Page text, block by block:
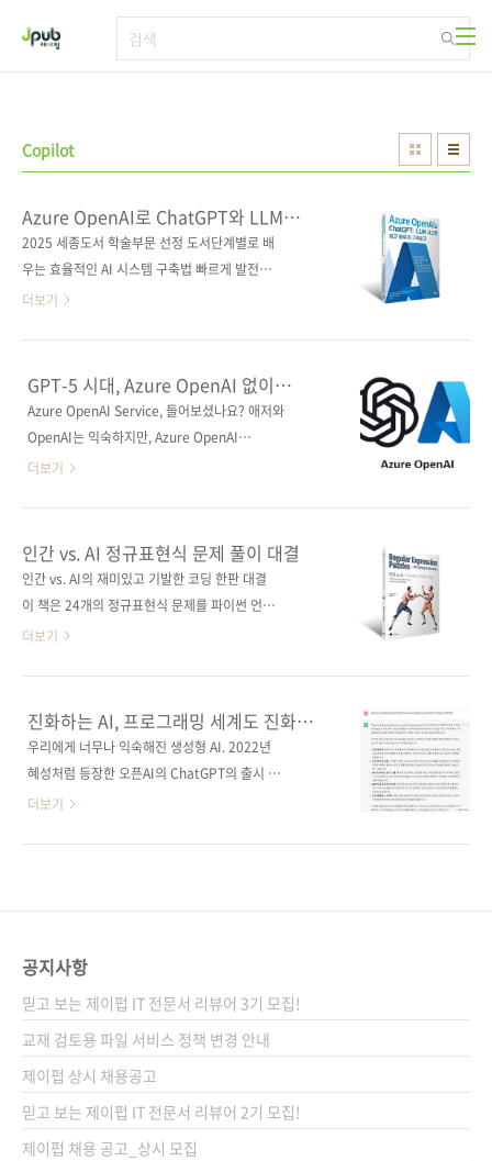
Copilot
Azure OpenAI로 ChatGPT와 LLM
시스템 쉽고 빠르게 구축하기
2025 세종도서 학술부문 선정 도서단계별로 배
우는 효율적인 AI 시스템 구축법 빠르게 발전하
는 AI 기술의 중심에는 마이크로소프트 Azure
터 최적화까지 단계별로 안내하는 실전 가이드
다. 애저에서 ChatGPT 기반 RAG를 활용한 사
내 문서 검색 시스템과 LLM을 탑재한 코파일럿
제 적용 방법까지 배울 수 있다. Azure OpenAI
활용에 필요한 거버넌스와 책임 있는 AI 구현도
축하고, 업무에 바로 적용할 수 있는 유용한 기술
과 노하우를 배울 수 있을 것이다. 도서구매 사이
트(가나다순) [교보문고]..
더보기
GPT-5 시대, Azure OpenAI 없이
가능할까?
Azure OpenAI Service, 들어보셨나요? 애저와
OpenAI는 익숙하지만, Azure OpenAI
Service(이하 Azure OpenAI)라는 이름은 조금
적으로 활용할 수 있도록 지원하는 서비스입니
다. 이를 통해 GPT-4, DALL-E 등 최신 AI 모델
을 Azure 환경에서 직접 활용할 수 있어 개인 개
습니다. 특히 AI 서비스를 확장하고 운영하려는
개발자와 기업에 적합한 도구이며, 기업 환경에
욱 유리한 선택이 됩니다. 국내에서는 AWS와
GCP가 상대적으로 친숙하지만, 마이크로소프
트..
더보기
인간 vs. AI 정규표현식 문제 풀이 대결
인간 vs. AI의 재미있고 기발한 코딩 한판 대결
이 책은 24개의 정규표현식 문제를 파이썬 언어
로 풀어보며 인간의 해결 방법과 ChatGPT, 코
도록 돕고, 생산적인 프롬프트 작성법, AI 코딩
어시스턴트의 제안을 현명하게 취합하는 방법,
원하는 결과를 얻기 위해 AI 코딩 어시스턴트와
쯤이면 AI를 사용하지 않아도 자신만의 방법으
로 정규표현식을 풀 수 있는 달인이 될 것이다.
더보기
진화하는 AI, 프로그래밍 세계도 진화하고
있다
우리에게 너무나 익숙해진 생성형 AI. 2022년
혜성처럼 등장한 오픈AI의 ChatGPT의 출시 이
래 수많은 생성형 AI가 나왔습니다. 구글에서는
계가 원하는 대답을 해준다니 그게 가능해?'라는
각합니다. 등장 당시 굉장한 충격으로 다가왔고,
다양한 매체에서 이에 대해 다루었습니다. 물론
출판계에서도 이 흐름을 놓치지 않고 수많은 책
이 쏟아져 나왔습니다. 저도 안 써볼 수 없어서
이번에 소개해드릴 《인간 vs. AI 정규표현식 ..
더보기
공지사항
믿고 보는 제이펍 IT 전문서 리뷰어 3기 모집!
교재 검토용 파일 서비스 정책 변경 안내
제이펍 상시 채용공고
믿고 보는 제이펍 IT 전문서 리뷰어 2기 모집!
제이펍 채용 공고_상시 모집